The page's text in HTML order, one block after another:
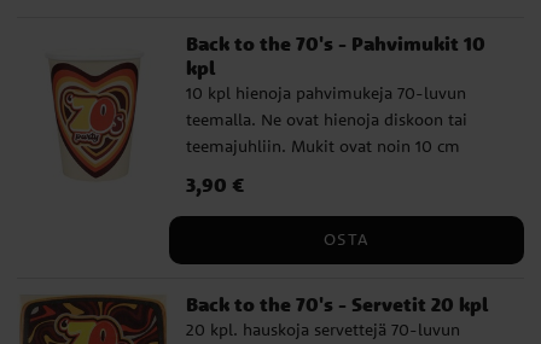
Back to the 70's - Pahvimukit 10
kpl
10 kpl hienoja pahvimukeja 70-luvun
teemalla. Ne ovat hienoja diskoon tai
teemajuhliin. Mukit ovat noin 10 cm
Hinta :3,90 €
3,90 €
OSTA
Back to the 70's - Servetit 20 kpl
20 kpl. hauskoja servettejä 70-luvun